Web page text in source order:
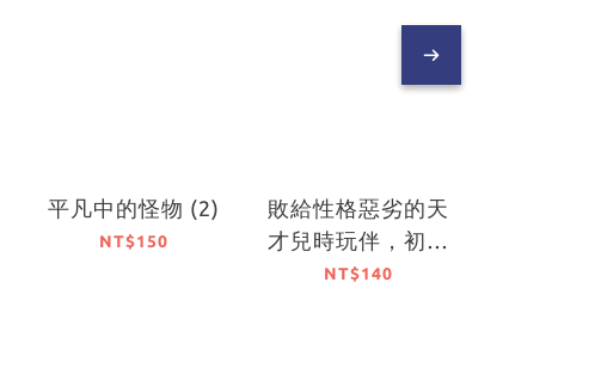
平凡中的怪物 (2)
NT$150
敗給性格惡劣的天
才兒時玩伴，初體
驗全部被她奪走了
NT$140